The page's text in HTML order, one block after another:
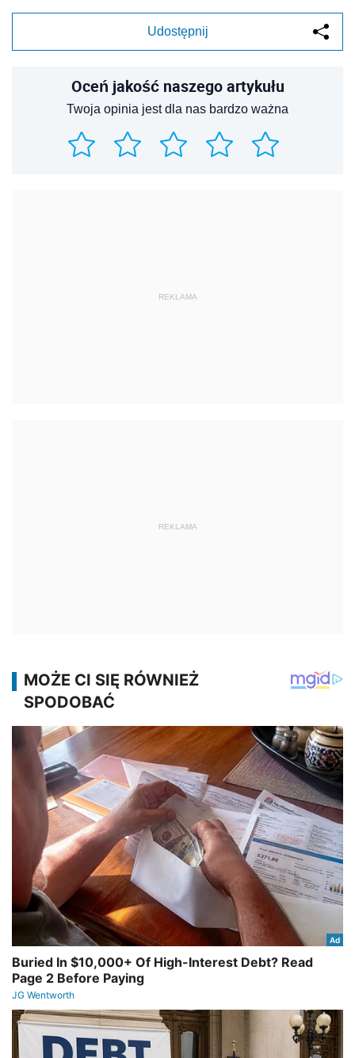
Udostępnij
Oceń jakość naszego artykułu
Twoja opinia jest dla nas bardzo ważna
REKLAMA
REKLAMA